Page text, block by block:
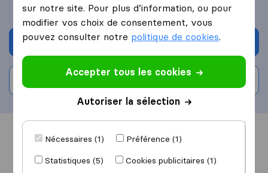
Demander un devis
Rédiger un avis
Vue d'ensemble Avis
sur notre site. Pour plus d’information, ou pour
modifier vos choix de consentement, vous
pouvez consulter notre politique de cookies.
Accepter tous les cookies
Autoriser la sélection
Nécessaires (1)
Préférence (1)
Statistiques (5)
Cookies publicitaires (1)